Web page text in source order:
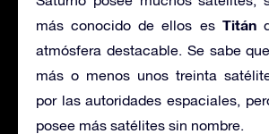
más conocido de ellos es Titán
atmósfera destacable. Se sabe
más o menos unos treinta
por las autoridades espaciales,
posee más satélites sin nombre.